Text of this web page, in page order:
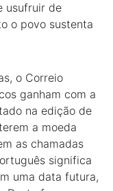
usufruir de
o povo sustenta
o Correio
ganham com a
na edição de
a moeda
as chamadas
significa
uma data futura,